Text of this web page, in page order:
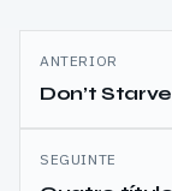
Navegação
de
artigos
ANTERIOR
Don’t
SEGUINTE